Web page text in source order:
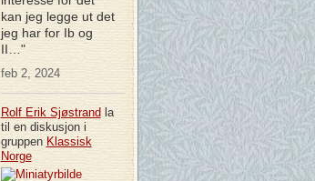
kan jeg legge ut det
jeg har for Ib og
II…"
feb 2, 2024
Rolf Erik Sjøstrand la
til en diskusjon i
gruppen Klassisk
Norge